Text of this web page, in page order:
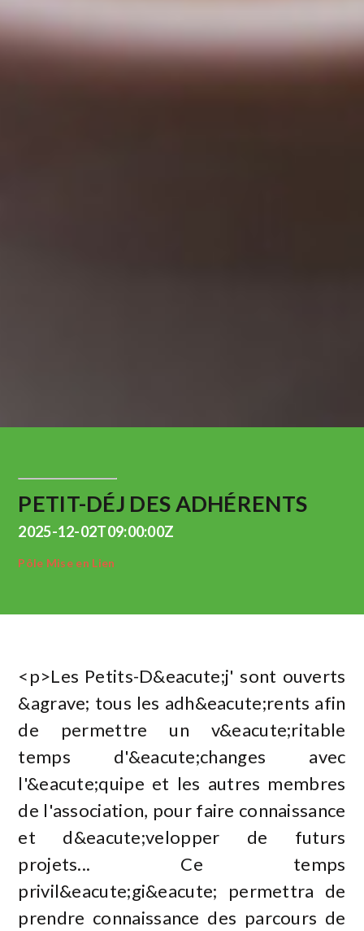
PETIT-DÉJ DES ADHÉRENTS
2025-12-02T09:00:00Z
Pôle Mise en Lien
<p>Les Petits-D&eacute;j' sont ouverts
&agrave; tous les adh&eacute;rents afin
de permettre un v&eacute;ritable
temps d'&eacute;changes avec
l'&eacute;quipe et les autres membres
de l'association, pour faire connaissance
et d&eacute;velopper de futurs
projets... Ce temps
privil&eacute;gi&eacute; permettra de
prendre connaissance des parcours de